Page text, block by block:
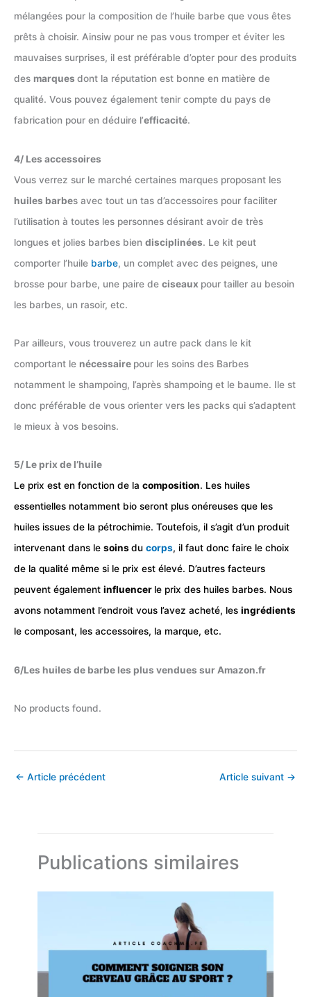
mélangées pour la composition de l’huile barbe que vous êtes
prêts à choisir. Ainsiw pour ne pas vous tromper et éviter les
mauvaises surprises, il est préférable d’opter pour des produits
des marques dont la réputation est bonne en matière de
qualité. Vous pouvez également tenir compte du pays de
fabrication pour en déduire l’efficacité.
4/ Les accessoires
Vous verrez sur le marché certaines marques proposant les
huiles barbes avec tout un tas d’accessoires pour faciliter
l’utilisation à toutes les personnes désirant avoir de très
longues et jolies barbes bien disciplinées. Le kit peut
comporter l’huile barbe, un complet avec des peignes, une
brosse pour barbe, une paire de ciseaux pour tailler au besoin
les barbes, un rasoir, etc.
Par ailleurs, vous trouverez un autre pack dans le kit
comportant le nécessaire pour les soins des Barbes
notamment le shampoing, l’après shampoing et le baume. Ile st
donc préférable de vous orienter vers les packs qui s’adaptent
le mieux à vos besoins.
5/ Le prix de l’huile
Le prix est en fonction de la composition. Les huiles
essentielles notamment bio seront plus onéreuses que les
huiles issues de la pétrochimie. Toutefois, il s’agit d’un produit
intervenant dans le soinsdu corps, il faut donc faire le choix
de la qualité même si le prix est élevé. D’autres facteurs
peuvent également influencer le prix des huiles barbes. Nous
avons notamment l’endroit vous l’avez acheté, les ingrédients
le composant, les accessoires, la marque, etc.
6/Les huiles de barbe les plus vendues sur Amazon.fr
No products found.
← Article précédent Article suivant →
Publications similaires